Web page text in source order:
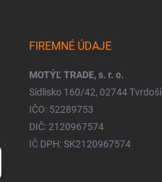
FIREMNÉ ÚDAJE
MOTÝĽ TRADE, s. r. o.
Sídlisko 160/42, 02744
IČO: 52289753
DIČ: 2120967574
IČ DPH: SK2120967574